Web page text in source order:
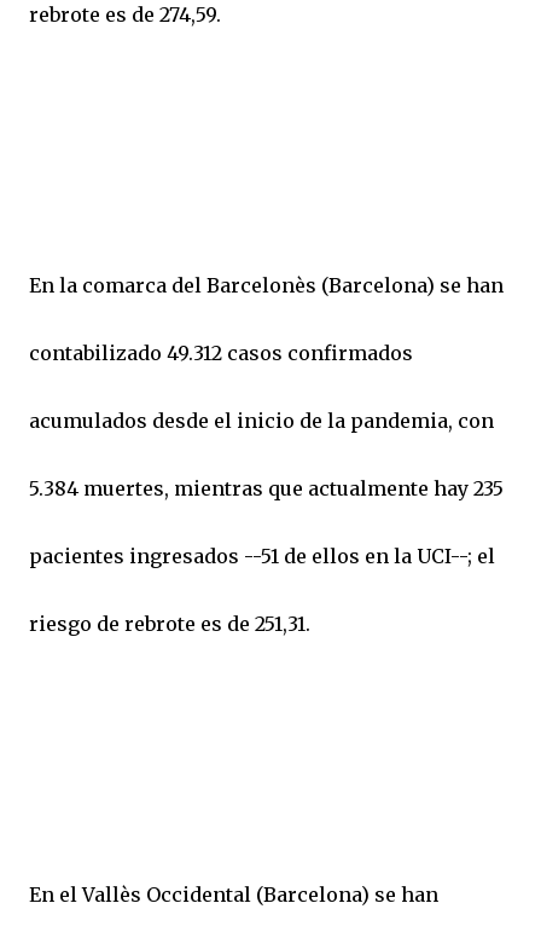
rebrote es de 274,59.
En la comarca del Barcelonès (Barcelona) se han
contabilizado 49.312 casos confirmados
acumulados desde el inicio de la pandemia, con
5.384 muertes, mientras que actualmente hay 235
pacientes ingresados --51 de ellos en la UCI--; el
riesgo de rebrote es de 251,31.
En el Vallès Occidental (Barcelona) se han